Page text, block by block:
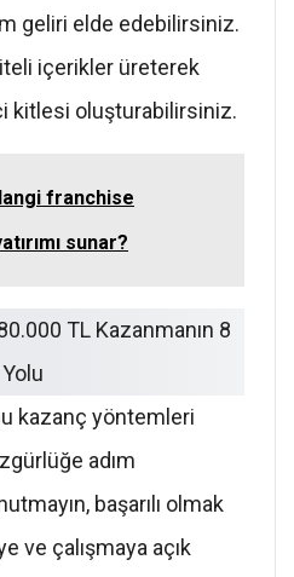
geliri elde edebilirsiniz.
içerikler üreterek
kitlesi oluşturabilirsiniz.
franchise
sunar?
kazanç yöntemleri
adım
başarılı olmak
ve çalışmaya açık